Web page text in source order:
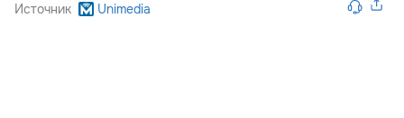
Источник Unimedia